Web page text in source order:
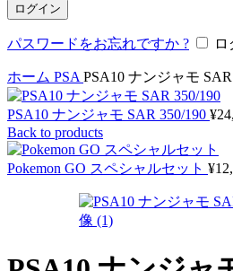
ログイン
パスワードをお忘れですか ?
ホーム PSA PSA10 ナンジャモ SAR
PSA10 ナンジャモ SAR 350/190 ¥
Back to products
Pokemon GO スペシャルセット ¥